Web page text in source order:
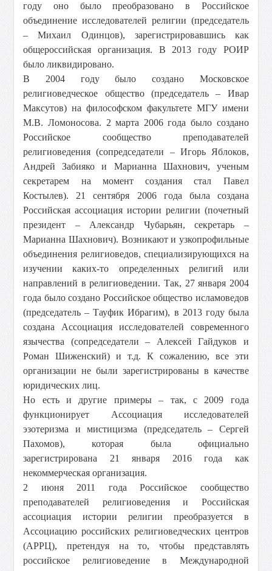
году оно было преобразовано в Российское
объединение исследователей религии (председатель
– Михаил Одинцов), зарегистрировавшись как
общероссийская организация. В 2013 году РОИР
было ликвидировано.
В 2004 году было создано Московское
религиоведческое общество (председатель – Ивар
Максутов) на философском факультете МГУ имени
М.В. Ломоносова. 2 марта 2006 года было создано
Российское сообщество преподавателей
религиоведения (сопредседатели – Игорь Яблоков,
Андрей Забияко и Марианна Шахнович, ученым
секретарем на момент создания стал Павел
Костылев). 21 сентября 2006 года была создана
Российская ассоциация истории религии (почетный
президент – Александр Чубарьян, секретарь –
Марианна Шахнович). Возникают и узкопрофильные
объединения религиоведов, специализирующихся на
изучении каких-то определенных религий или
направлений в религиоведении. Так, 27 января 2004
года было создано Российское общество исламоведов
(председатель – Тауфик Ибрагим), в 2013 году была
создана Ассоциация исследователей современного
язычества (сопредседатели – Алексей Гайдуков и
Роман Шиженский) и т.д. К сожалению, все эти
организации не были зарегистрированы в качестве
юридических лиц.
Но есть и другие примеры – так, с 2009 года
функционирует Ассоциация исследователей
эзотеризма и мистицизма (председатель – Сергей
Пахомов), которая была официально
зарегистрирована 21 января 2016 года как
некоммерческая организация.
2 июня 2011 года Российское сообщество
преподавателей религиоведения и Российская
ассоциация истории религии преобразуется в
Ассоциацию российских религиоведческих центров
(АРРЦ), претендуя на то, чтобы представлять
российское религиоведение в Международной